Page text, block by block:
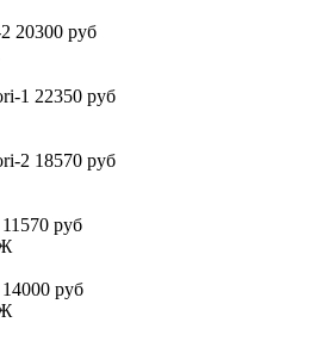
20300 руб
1 22350 руб
2 18570 руб
11570 руб
14000 руб